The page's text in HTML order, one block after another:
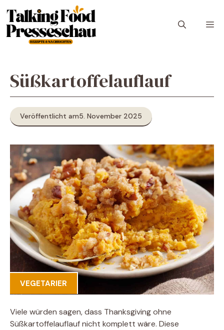
Inhalt
springen
Süßkartoffelauflauf
Veröffentlicht am5. November 2025
VEGETARIER
Viele würden sagen, dass Thanksgiving ohne
Süßkartoffelauflauf nicht komplett wäre. Diese